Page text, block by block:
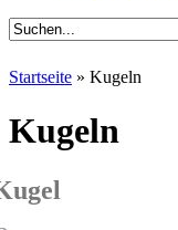
Startseite » Kugeln
Kugeln